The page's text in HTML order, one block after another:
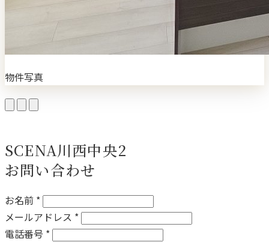
物件写真
SCENA川西中央2
お問い合わせ
お名前 *
メールアドレス *
電話番号 *